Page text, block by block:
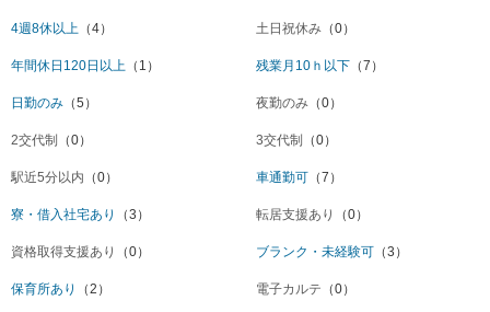
4週8休以上 （4） 土日祝休み （0）
年間休日120日以上 （1） 残業月10ｈ以下 （7）
日勤のみ （5） 夜勤のみ （0）
2交代制 （0） 3交代制 （0）
駅近5分以内 （0） 車通勤可 （7）
寮・借入社宅あり （3） 転居支援あり （0）
資格取得支援あり （0） ブランク・未経験可 （3）
保育所あり （2） 電子カルテ （0）